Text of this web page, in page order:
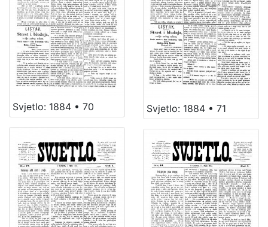
Svjetlo: 1884 • 70 Svjetlo: 1884 • 71